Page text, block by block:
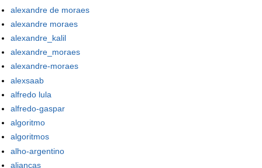
alexandre de moraes
alexandre moraes
alexandre_kalil
alexandre_moraes
alexandre-moraes
alexsaab
alfredo lula
alfredo-gaspar
algoritmo
algoritmos
alho-argentino
aliancas